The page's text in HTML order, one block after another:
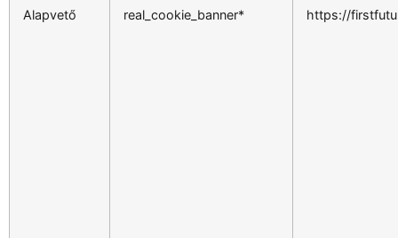
Alapvető real_cookie_banner* https://